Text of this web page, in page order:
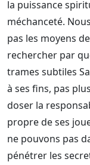
la puissance
méchanceté.
pas les moyens de
rechercher par
trames subtiles
à ses fins, pas
doser la
propre de ses
ne pouvons pas
pénétrer les